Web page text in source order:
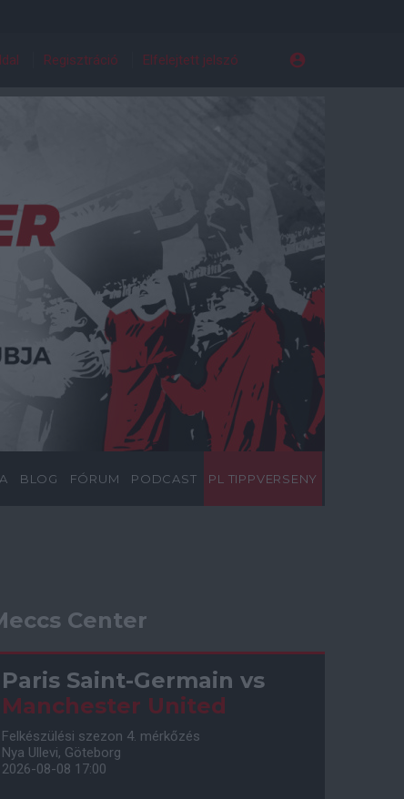
Regisztráció Elfelejtett jelszó
BLOG FÓRUM PODCAST PL TIPPVERSENY
Center
Paris Saint-Germain vs
Manchester United
Felkészülési szezon 4. mérkőzés
Nya Ullevi, Göteborg
2026-08-08 17:00